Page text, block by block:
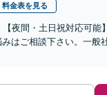
料金表を見る
【夜間・土日祝対応可
はご相談下さい。一般